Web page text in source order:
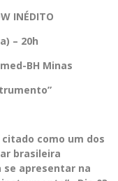
INÉDITO
– 20h
BH Minas
como um dos
brasileira
se apresentar na